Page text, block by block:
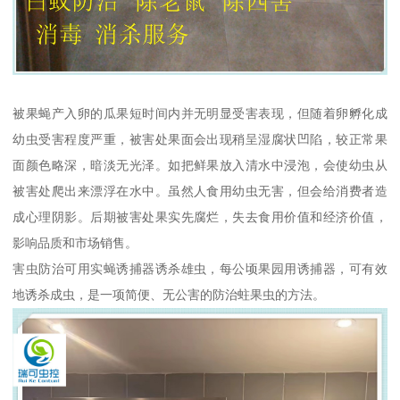
被果蝇产入卵的瓜果短时间内并无明显受害表现，但随着卵孵化成
幼虫受害程度严重，被害处果面会出现稍呈湿腐状凹陷，较正常果
面颜色略深，暗淡无光泽。如把鲜果放入清水中浸泡，会使幼虫从
被害处爬出来漂浮在水中。虽然人食用幼虫无害，但会给消费者造
成心理阴影。后期被害处果实先腐烂，失去食用价值和经济价值，
影响品质和市场销售。
害虫防治可用实蝇诱捕器诱杀雄虫，每公顷果园用诱捕器，可有效
地诱杀成虫，是一项简便、无公害的防治蛀果虫的方法。